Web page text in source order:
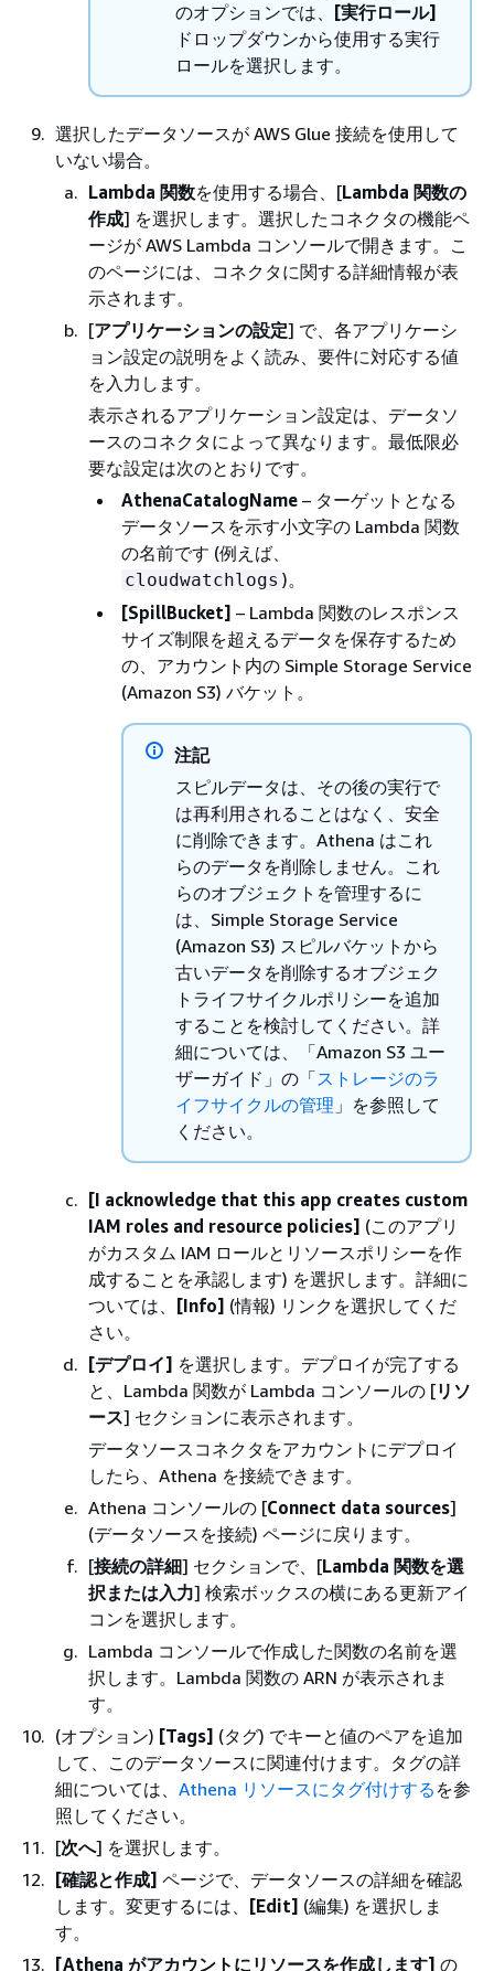
のオプションでは、
[実行ロール]
ドロップダウンから使用する実行
ロールを選択します。
選択したデータソースが AWS Glue 接続を使用して
いない場合。
Lambda 関数を使用する場合、[Lambda 関数の
作成] を選択します。選択したコネクタの機能ペ
ージが AWS Lambda コンソールで開きます。こ
のページには、コネクタに関する詳細情報が表
示されます。
[アプリケーションの設定] で、各アプリケーシ
ョン設定の説明をよく読み、要件に対応する値
を入力します。
表示されるアプリケーション設定は、データソ
ースのコネクタによって異なります。最低限必
要な設定は次のとおりです。
AthenaCatalogName – ターゲットとなる
データソースを示す小文字の Lambda 関数
の名前です (例えば、
cloudwatchlogs )。
[SpillBucket] – Lambda 関数のレスポンス
サイズ制限を超えるデータを保存するため
の、アカウント内の Simple Storage Service
(Amazon S3) バケット。
注記
スピルデータは、その後の実行で
は再利用されることはなく、安全
に削除できます。Athena はこれ
らのデータを削除しません。これ
らのオブジェクトを管理するに
は、Simple Storage Service
(Amazon S3) スピルバケットから
古いデータを削除するオブジェク
トライフサイクルポリシーを追加
することを検討してください。詳
細については、「Amazon S3 ユー
ザーガイド」の「ストレージのラ
イフサイクルの管理 」を参照して
ください。
[I acknowledge that this app creates custom
IAM roles and resource policies] (このアプリ
がカスタム IAM ロールとリソースポリシーを作
成することを承認します) を選択します。詳細に
ついては、
[Info] (情報) リンクを選択してくだ
さい。
[デプロイ] を選択します。デプロイが完了する
と、Lambda 関数が Lambda コンソールの [リソ
ース] セクションに表示されます。
データソースコネクタをアカウントにデプロイ
したら、Athena を接続できます。
Athena コンソールの [Connect data sources]
(データソースを接続) ページに戻ります。
[接続の詳細] セクションで、[Lambda 関数を選
択または入力] 検索ボックスの横にある更新アイ
コンを選択します。
Lambda コンソールで作成した関数の名前を選
択します。Lambda 関数の ARN が表示されま
す。
(オプション) [Tags] (タグ) でキーと値のペアを追加
して、このデータソースに関連付けます。タグの詳
細については、 Athena リソースにタグ付けする を参
照してください。
[次へ] を選択します。
[確認と作成] ページで、データソースの詳細を確認
します。変更するには、
[Edit] (編集) を選択しま
す。
[Athena がアカウントにリソースを作成します] の